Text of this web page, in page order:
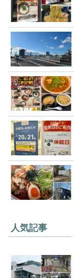
人気記事